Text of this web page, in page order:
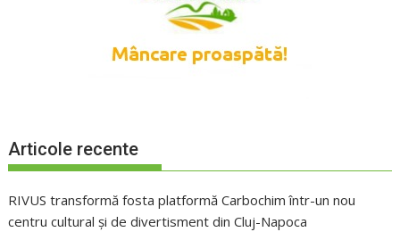
Articole recente
RIVUS transformă fosta platformă Carbochim într-un nou
centru cultural și de divertisment din Cluj-Napoca